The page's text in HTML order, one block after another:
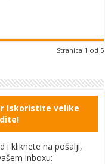
Stranica 1 od 5
Iskoristite velike
i kliknete na pošalji,
inboxu: